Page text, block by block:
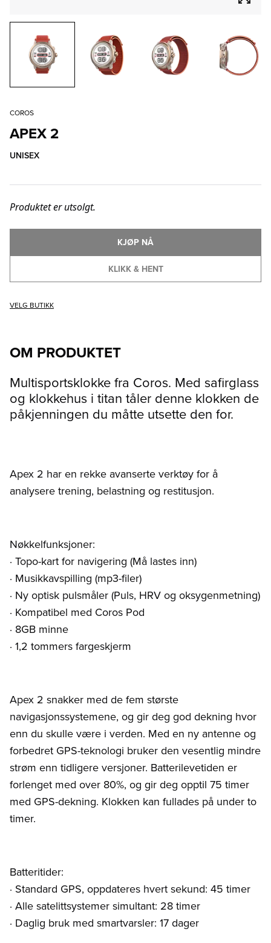
COROS
APEX 2
UNISEX
Produktet er utsolgt.
KLIKK & HENT
KJØP NÅ
VELG BUTIKK
OM PRODUKTET
Multisportsklokke fra Coros. Med safirglass
og klokkehus i titan tåler denne klokken de
påkjenningen du måtte utsette den for.
Apex 2 har en rekke avanserte verktøy for å
analysere trening, belastning og restitusjon.
Nøkkelfunksjoner:
· Topo-kart for navigering (Må lastes inn)
· Musikkavspilling (mp3-filer)
· Ny optisk pulsmåler (Puls, HRV og oksygenmetning)
· Kompatibel med Coros Pod
· 8GB minne
· 1,2 tommers fargeskjerm
Apex 2 snakker med de fem største
navigasjonssystemene, og gir deg god dekning hvor
enn du skulle være i verden. Med en ny antenne og
forbedret GPS-teknologi bruker den vesentlig mindre
strøm enn tidligere versjoner. Batterilevetiden er
forlenget med over 80%, og gir deg opptil 75 timer
med GPS-dekning. Klokken kan fullades på under to
timer.
Batteritider:
· Standard GPS, oppdateres hvert sekund: 45 timer
· Alle satelittsystemer simultant: 28 timer
· Daglig bruk med smartvarsler: 17 dager